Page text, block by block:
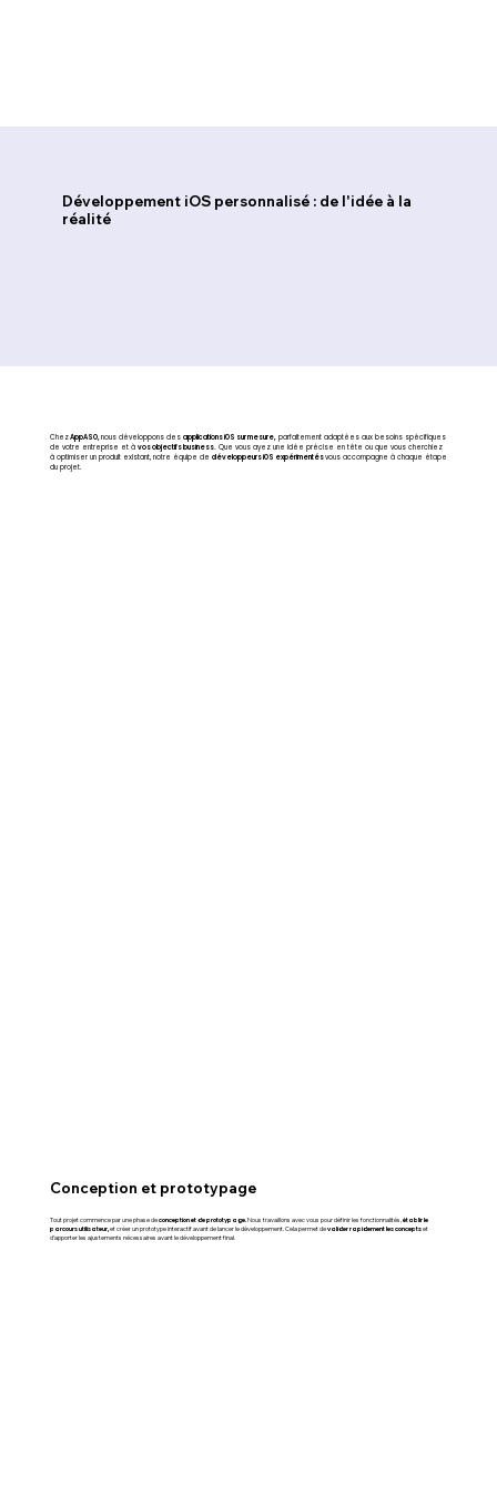
Développement iOS personnalisé : de l'idée à la
réalité
ChezAppASO,nous développons des applications iOS sur mesure,parfaitement adaptées aux besoins spécifiques
de votre entreprise et à vos objectifs business.Que vous ayez une idée précise en tête ou que vous cherchiez
à optimiser un produit existant, notre équipe de développeurs iOS expérimentésvous accompagne à chaque étape
du projet.
Conception et prototypage
Tout projet commence par une phase deconception et de prototypage. Nous travaillons avec vous pour définir les fonctionnalités, établir le
parcours utilisateur,et créer un prototype interactif avant de lancer le développement. Cela permet devalider rapidement les conceptset
d’apporter les ajustements nécessaires avant le développement final.